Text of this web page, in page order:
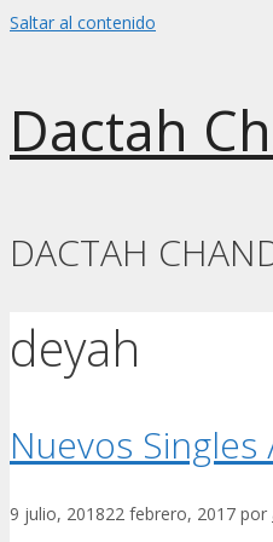
Saltar al contenido
Dactah
DACTAH
deyah
Nuevos
9 julio, 201822 febrero, 2017 por